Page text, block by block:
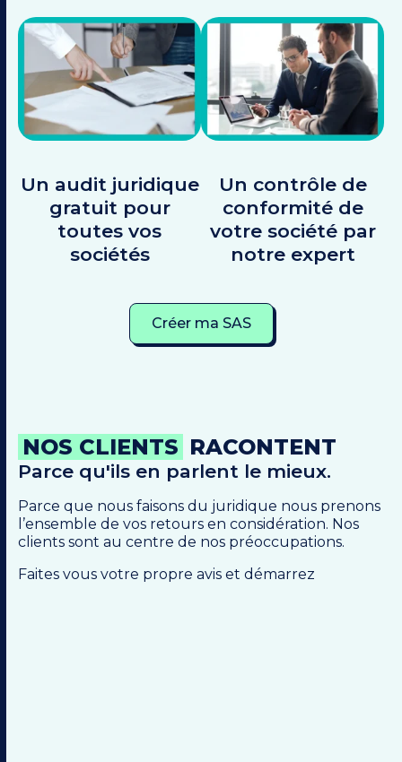
Un audit juridique
gratuit pour
toutes vos
sociétés
Un contrôle de
conformité de
votre société par
notre expert
Créer ma SAS
NOS CLIENTS RACONTENT
Parce qu'ils en parlent le mieux.
Parce que nous faisons du juridique nous prenons
l’ensemble de vos retours en considération. Nos
clients sont au centre de nos préoccupations.
Faites vous votre propre avis et démarrez